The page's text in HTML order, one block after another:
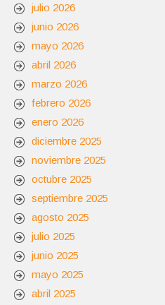
julio 2026
junio 2026
mayo 2026
abril 2026
marzo 2026
febrero 2026
enero 2026
diciembre 2025
noviembre 2025
octubre 2025
septiembre 2025
agosto 2025
julio 2025
junio 2025
mayo 2025
abril 2025